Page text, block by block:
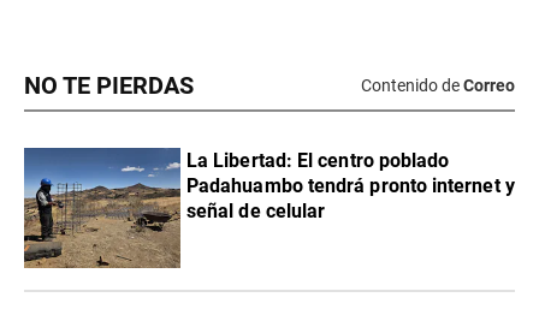
NO TE PIERDAS Contenido deCorreo
La Libertad: El centro poblado
Padahuambo tendrá pronto internet y
señal de celular